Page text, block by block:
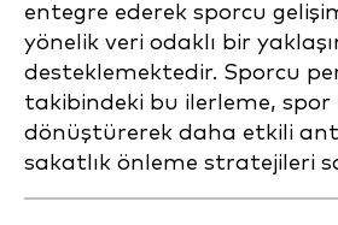
entegre ederek sporcu
yönelik veri odaklı bir
desteklemektedir. Sporcu
takibindeki bu ilerleme, spor
dönüştürerek daha etkili
sakatlık önleme stratejileri